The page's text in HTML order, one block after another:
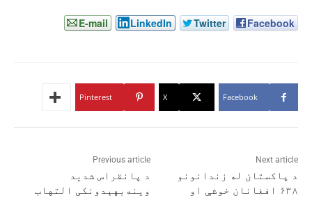
Facebook
Twitter
LinkedIn
E-mail
Facebook
X
Pinterest
Previous article
د پانقراس شدید
وینه‌بهېدونکی التهاب
Next article
د پاکستان له زندانونو
۶۳۸ افغانان خوشې او